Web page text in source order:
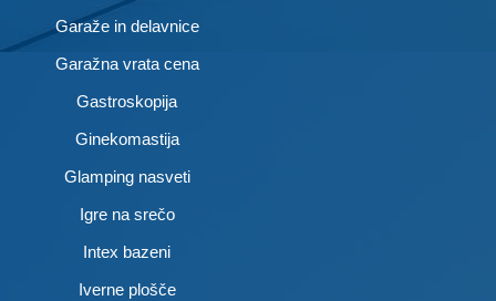
Garaže in delavnice
Garažna vrata cena
Gastroskopija
Ginekomastija
Glamping nasveti
Igre na srečo
Intex bazeni
Iverne plošče